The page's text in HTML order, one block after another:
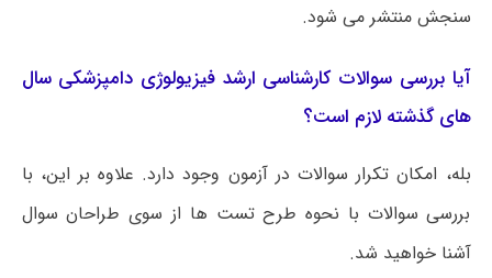
سنجش منتشر می شود.
آیا بررسی سوالات کارشناسی ارشد فیزیولوژی دامپزشکی سال
های گذشته لازم است؟
بله، امکان تکرار سوالات در آزمون وجود دارد. علاوه بر این، با
بررسی سوالات با نحوه طرح تست ها از سوی طراحان سوال
آشنا خواهید شد.